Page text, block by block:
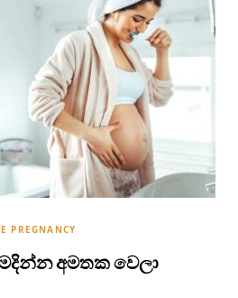
PREGNANCY
අමතක වෙලා